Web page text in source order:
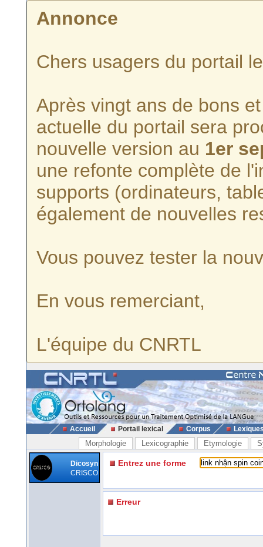
Annonce
Chers usagers du portail
Après vingt ans de bons
actuelle du portail sera
nouvelle version au 1er
une refonte complète de
supports (ordinateurs,
également de nouvelles
Vous pouvez tester la
En vous remerciant,
L'équipe du CNRTL
Accueil Portail lexical Corpus
Morphologie Lexicographie Etymologie
Dicosyn
CRISCO
Entrez une forme
Erreur